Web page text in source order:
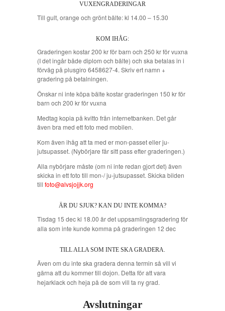
VUXENGRADERINGAR
Till gult, orange och grönt bälte: kl 14.00 – 15.30
KOM IHÅG:
Graderingen kostar 200 kr för barn och 250 kr för vuxna
(I det ingår både diplom och bälte) och ska betalas in i
förväg på plusgiro 6458627-4. Skriv ert namn +
gradering på betalningen.
Önskar ni inte köpa bälte kostar graderingen 150 kr för
barn och 200 kr för vuxna
Medtag kopia på kvitto från internetbanken. Det går
även bra med ett foto med mobilen.
Kom även ihåg att ta med er mon-passet eller ju-
jutsupasset. (Nybörjare får sitt pass efter graderingen.)
Alla nybörjare måste (om ni inte redan gjort det) även
skicka in ett foto till mon-/ ju-jutsupasset. Skicka bilden
till foto@alvsjojjk.org
ÄR DU SJUK? KAN DU INTE KOMMA?
Tisdag 15 dec kl 18.00 är det uppsamlingsgradering för
alla som inte kunde komma på graderingen 12 dec
TILL ALLA SOM INTE SKA GRADERA.
Även om du inte ska gradera denna termin så vill vi
gärna att du kommer till dojon. Detta för att vara
hejarklack och heja på de som vill ta ny grad.
Avslutningar